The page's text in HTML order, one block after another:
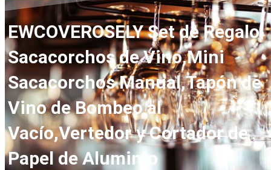
EWCOVEROSELY Set de Regalo
Sacacorchos de Vino,Mini
Sacacorchos Manual,Tapón de
Vino de Bombeo al
Vacío,Vertedor y Cortador de
Papel de Aluminio